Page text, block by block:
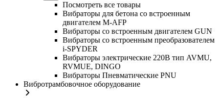
Посмотреть все товары
Вибраторы для бетона со встроенным
двигателем M-AFP
Вибраторы со встроенным двигателем GUN
Вибраторы со встроенным преобразователем
i-SPYDER
Вибраторы электрические 220B тип AVMU,
RVMUE, DINGO
Вибраторы Пневматические PNU
Вибротрамбовочное оборудование